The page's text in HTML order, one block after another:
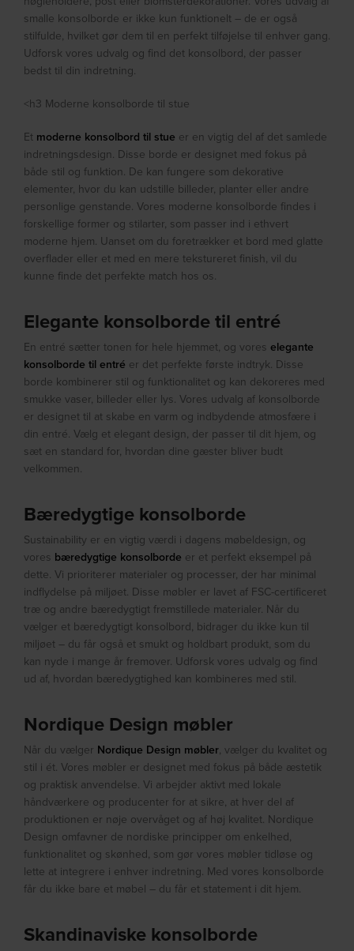
smalle konsolborde er ikke kun funktionelt – de er også
stilfulde, hvilket gør dem til en perfekt tilføjelse til enhver gang.
Udforsk vores udvalg og find det konsolbord, der passer
bedst til din indretning.
<h3 Moderne konsolborde til stue
Et moderne konsolbord til stue er en vigtig del af det samlede
indretningsdesign. Disse borde er designet med fokus på
både stil og funktion. De kan fungere som dekorative
elementer, hvor du kan udstille billeder, planter eller andre
personlige genstande. Vores moderne konsolborde findes i
forskellige former og stilarter, som passer ind i ethvert
moderne hjem. Uanset om du foretrækker et bord med glatte
overflader eller et med en mere tekstureret finish, vil du
kunne finde det perfekte match hos os.
Elegante konsolborde til entré
En entré sætter tonen for hele hjemmet, og voreselegante
konsolborde til entré er det perfekte første indtryk. Disse
borde kombinerer stil og funktionalitet og kan dekoreres med
smukke vaser, billeder eller lys. Vores udvalg af konsolborde
er designet til at skabe en varm og indbydende atmosfære i
din entré. Vælg et elegant design, der passer til dit hjem, og
sæt en standard for, hvordan dine gæster bliver budt
velkommen.
Bæredygtige konsolborde
Sustainability er en vigtig værdi i dagens møbeldesign, og
vores bæredygtige konsolborde er et perfekt eksempel på
dette. Vi prioriterer materialer og processer, der har minimal
indflydelse på miljøet. Disse møbler er lavet af FSC-certificeret
træ og andre bæredygtigt fremstillede materialer. Når du
vælger et bæredygtigt konsolbord, bidrager du ikke kun til
miljøet – du får også et smukt og holdbart produkt, som du
kan nyde i mange år fremover. Udforsk vores udvalg og find
ud af, hvordan bæredygtighed kan kombineres med stil.
Nordique Design møbler
Når du vælger Nordique Design møbler, vælger du kvalitet og
stil i ét. Vores møbler er designet med fokus på både æstetik
og praktisk anvendelse. Vi arbejder aktivt med lokale
håndværkere og producenter for at sikre, at hver del af
produktionen er nøje overvåget og af høj kvalitet. Nordique
Design omfavner de nordiske principper om enkelhed,
funktionalitet og skønhed, som gør vores møbler tidløse og
lette at integrere i enhver indretning. Med vores konsolborde
får du ikke bare et møbel – du får et statement i dit hjem.
Skandinaviske konsolborde